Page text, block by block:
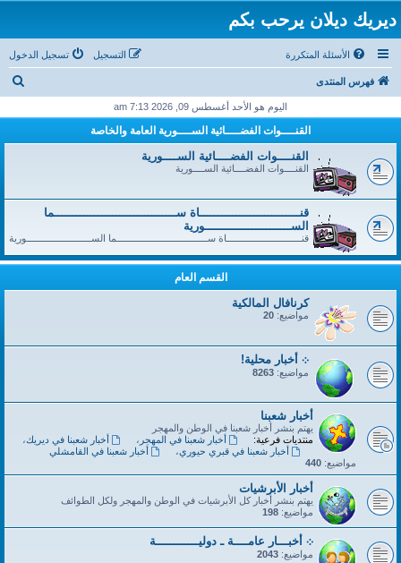
ديريك ديلان يرحب بكم
الأسئلة المتكررة تسجيل الدخول التسجيل
فهرس المنتدى
اليوم هو الأحد أغسطس 09, 2026 7:13 am
القنــــوات الفضــــائية الســــورية العامة والخاصة
القنــــوات الفضــــائية الســــورية
القنــــوات الفضــــائية الســــورية
قنــــــــــــــــــــــــــــاة ســــــــــــــــــــــــــــــــــما
الســــــــــــــــــــــــورية
قنــــــــــــــــــــــــــــاة ســــــــــــــــــــــــــــــــــما الســــــــــــــــــــــــورية
القسم العام
كرنافال المالكية
مواضيع: 20
܀ أخبار محلية!
مواضيع: 8263
أخبار شعبنا
يهتم بنشر أخبار شعبنا في الوطن والمهجر
منتديات فرعية:
أخبار شعبنا في المهجر ، أخبار شعبنا في ديريك،
أخبار شعبنا في قبري حيوري،
أخبار شعبنا في القامشلي
مواضيع: 440
أخبار الأبرشيات
يهتم بنشر أخبار كل الأبرشيات في الوطن والمهجر ولكل الطوائف
مواضيع: 198
܀ أخبـــار عامــــة ـ دوليــــــــــــة
مواضيع: 2043